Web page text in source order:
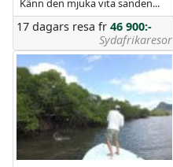
Känn den mjuka vita sanden...
17 dagars resa fr 46 900:-
Sydafrikaresor